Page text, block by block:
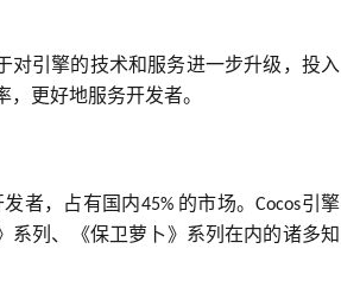
对引擎的技术和服务进一步升级，投入
更好地服务开发者。
者，占有国内45% 的市场。Cocos引擎
系列、《保卫萝卜》系列在内的诸多知